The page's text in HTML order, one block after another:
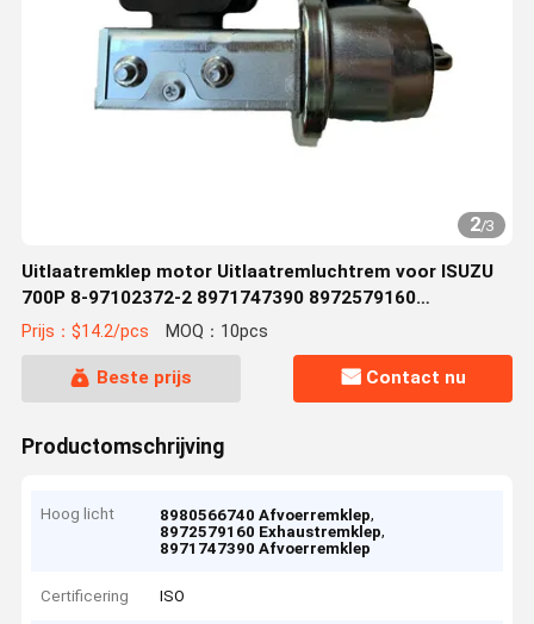
2/3
Uitlaatremklep motor Uitlaatremluchtrem voor ISUZU
700P 8-97102372-2 8971747390 8972579160
8980566740
Prijs：$14.2/pcs MOQ：10pcs
Beste prijs Contact nu
Productomschrijving
Hoog licht 8980566740 Afvoerremklep,
8972579160 Exhaustremklep,
8971747390 Afvoerremklep
Certificering ISO